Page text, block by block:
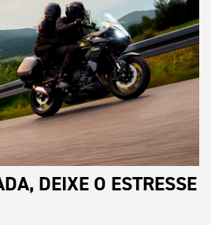
DEIXE O ESTRESSE